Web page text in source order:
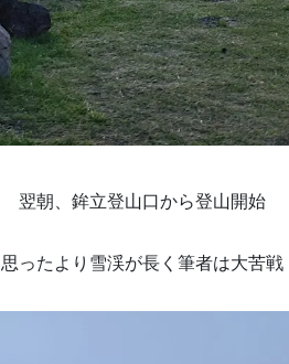
翌朝、鉾立登山口から登山開始
思ったより雪渓が長く筆者は大苦戦